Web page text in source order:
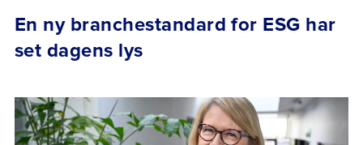
En ny branchestandard for ESG har
set dagens lys